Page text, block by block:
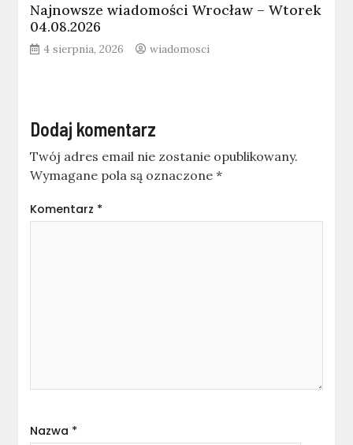
Najnowsze wiadomości Wrocław – Wtorek
04.08.2026
4 sierpnia, 2026 wiadomosci
Dodaj komentarz
Twój adres email nie zostanie opublikowany.
Wymagane pola są oznaczone*
Komentarz *
Nazwa *